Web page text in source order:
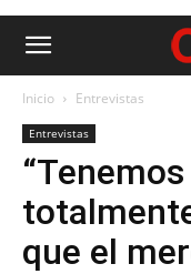
Inicio Entrevistas
Entrevistas
que el